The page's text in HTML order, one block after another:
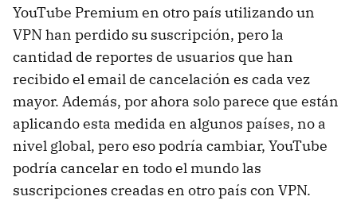
YouTube Premium en otro país utilizando un
VPN han perdido su suscripción, pero la
cantidad de reportes de usuarios que han
recibido el email de cancelación es cada vez
mayor. Además, por ahora solo parece que están
aplicando esta medida en algunos países, no a
nivel global, pero eso podría cambiar, YouTube
podría cancelar en todo el mundo las
suscripciones creadas en otro país con VPN.